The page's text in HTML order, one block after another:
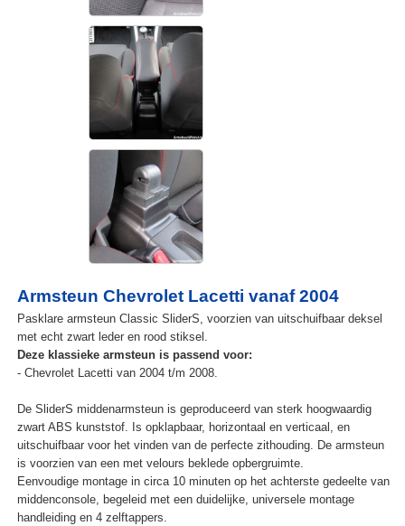
Armsteun Chevrolet Lacetti vanaf 2004
Pasklare armsteun Classic SliderS, voorzien van uitschuifbaar deksel
met echt zwart leder en rood stiksel.
Deze klassieke armsteun is passend voor:
- Chevrolet Lacetti van 2004 t/m 2008.
De SliderS middenarmsteun is geproduceerd van sterk hoogwaardig
zwart ABS kunststof. Is opklapbaar, horizontaal en verticaal, en
uitschuifbaar voor het vinden van de perfecte zithouding. De armsteun
is voorzien van een met velours beklede opbergruimte.
Eenvoudige montage in circa 10 minuten op het achterste gedeelte van
middenconsole, begeleid met een duidelijke, universele montage
handleiding en 4 zelftappers.